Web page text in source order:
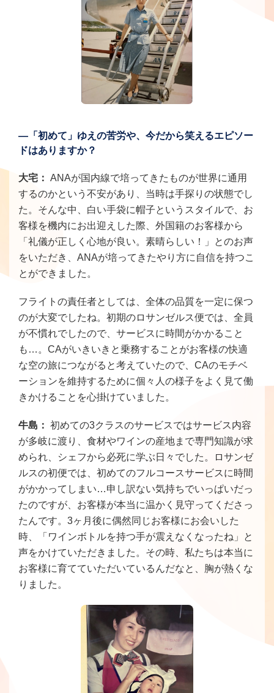
―「初めて」ゆえの苦労や、今だから笑えるエピソー
ドはありますか？
大宅： ANAが国内線で培ってきたものが世界に通用
するのかという不安があり、当時は手探りの状態でし
た。そんな中、白い手袋に帽子というスタイルで、お
客様を機内にお出迎えした際、外国籍のお客様から
「礼儀が正しく心地が良い。素晴らしい！」とのお声
をいただき、ANAが培ってきたやり方に自信を持つこ
とができました。
フライトの責任者としては、全体の品質を一定に保つ
のが大変でしたね。初期のロサンゼルス便では、全員
が不慣れでしたので、サービスに時間がかかること
も…。CAがいきいきと乗務することがお客様の快適
な空の旅につながると考えていたので、CAのモチベ
ーションを維持するために個々人の様子をよく見て働
きかけることを心掛けていました。
牛島： 初めての3クラスのサービスではサービス内容
が多岐に渡り、食材やワインの産地まで専門知識が求
められ、シェフから必死に学ぶ日々でした。ロサンゼ
ルスの初便では、初めてのフルコースサービスに時間
がかかってしまい…申し訳ない気持ちでいっぱいだっ
たのですが、お客様が本当に温かく見守ってくださっ
たんです。3ヶ月後に偶然同じお客様にお会いした
時、「ワインボトルを持つ手が震えなくなったね」と
声をかけていただきました。その時、私たちは本当に
お客様に育てていただいているんだなと、胸が熱くな
りました。